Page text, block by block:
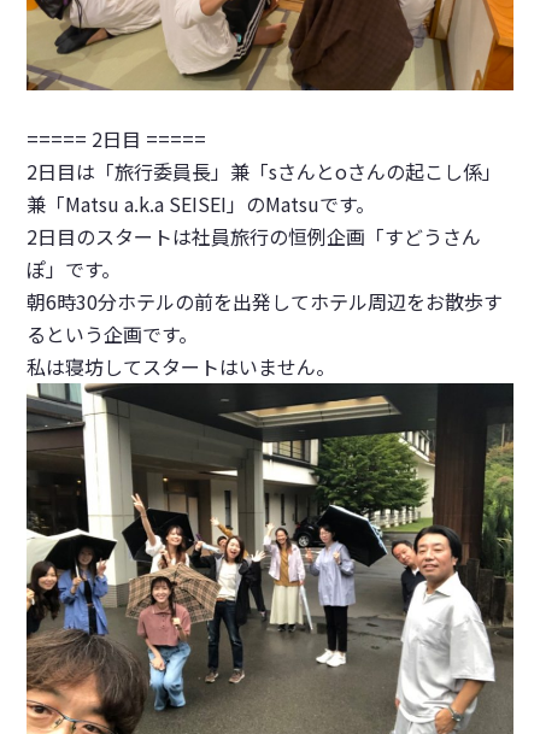
===== 2日目 =====
2日目は「旅行委員長」兼「sさんとoさんの起こし係」
兼「Matsu a.k.a SEISEI」のMatsuです。
2日目のスタートは社員旅行の恒例企画「すどうさん
ぽ」です。
朝6時30分ホテルの前を出発してホテル周辺をお散歩す
るという企画です。
私は寝坊してスタートはいません。